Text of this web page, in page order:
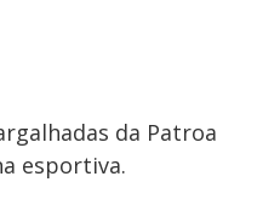
da Patroa
esportiva.